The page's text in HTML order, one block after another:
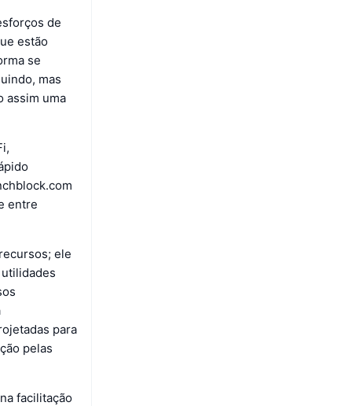
de
estão
se
mas
assim uma
entre
ele
para
pelas
facilitação